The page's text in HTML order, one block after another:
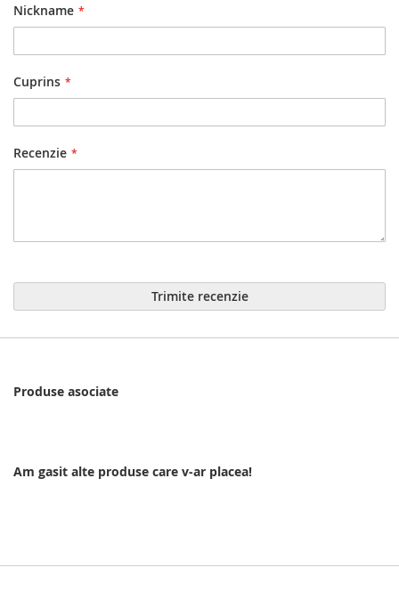
Nickname
Cuprins
Recenzie
Trimite recenzie
Produse asociate
Am gasit alte produse care v-ar placea!